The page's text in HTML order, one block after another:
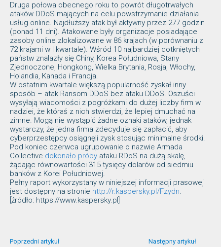
Druga połowa obecnego roku to powrót długotrwałych
ataków DDoS mających na celu powstrzymanie działania
usług online. Najdłuższy atak był aktywny przez 277 godzin
(ponad 11 dni). Atakowane były organizacje posiadające
zasoby online zlokalizowane w 86 krajach (w porównaniu z
72 krajami w I kwartale). Wśród 10 najbardziej dotkniętych
państw znalazły się Chiny, Korea Południowa, Stany
Zjednoczone, Hongkong, Wielka Brytania, Rosja, Włochy,
Holandia, Kanada i Francja.
W ostatnim kwartale większą popularność zyskał inny
sposób – atak Ransom DDoS bez ataku DDoS. Oszuści
wysyłają wiadomości z pogróżkami do dużej liczby firm w
nadziei, że któraś z nich stwierdzi, że lepiej dmuchać na
zimne. Mogą nie wystąpić żadne oznaki ataków, jednak
wystarczy, że jedna firma zdecyduje się zapłacić, aby
cyberprzestępcy osiągnęli zysk stosując minimalne środki.
Pod koniec czerwca ugrupowanie o nazwie Armada
Collective dokonało próby ataku RDoS na dużą skalę,
żądając równowartości 315 tysięcy dolarów od siedmiu
banków z Korei Południowej.
Pełny raport wykorzystany w niniejszej informacji prasowej
jest dostępny na stronie http://r.kaspersky.pl/Fzydn.
[źródło: https://www.kaspersky.pl]
Poprzedni artykuł
Następny artykuł